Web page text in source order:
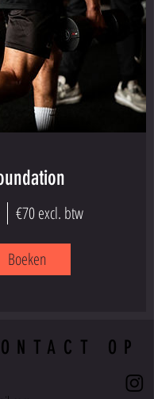
€70 excl. btw
Boeken
OP